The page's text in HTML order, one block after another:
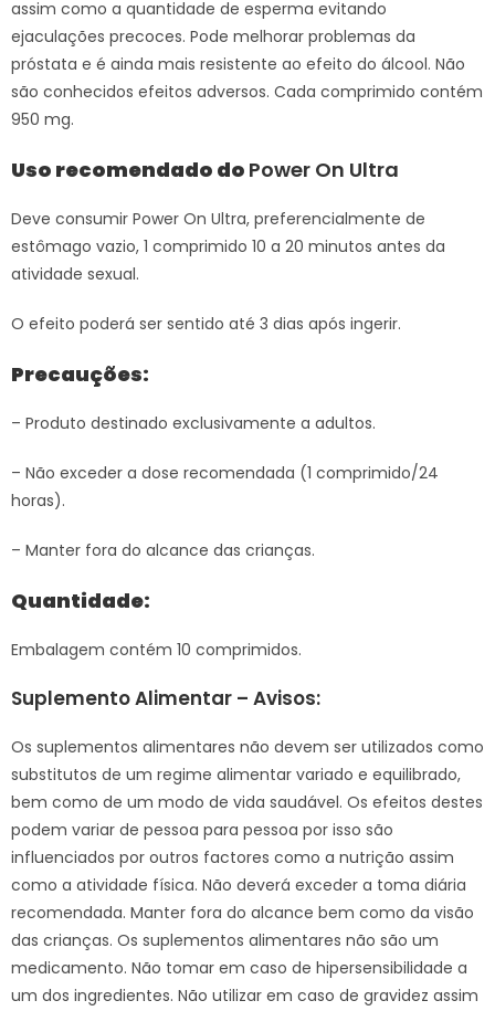
assim como a quantidade de esperma evitando
ejaculações precoces. Pode melhorar problemas da
próstata e é ainda mais resistente ao efeito do álcool. Não
são conhecidos efeitos adversos. Cada comprimido contém
950 mg.
Uso recomendado do Power On Ultra
Deve consumir Power On Ultra, preferencialmente de
estômago vazio, 1 comprimido 10 a 20 minutos antes da
atividade sexual.
O efeito poderá ser sentido até 3 dias após ingerir.
Precauções:
– Produto destinado exclusivamente a adultos.
– Não exceder a dose recomendada (1 comprimido/24
horas).
– Manter fora do alcance das crianças.
Quantidade:
Embalagem contém 10 comprimidos.
Suplemento Alimentar – Avisos:
Os suplementos alimentares não devem ser utilizados como
substitutos de um regime alimentar variado e equilibrado,
bem como de um modo de vida saudável. Os efeitos destes
podem variar de pessoa para pessoa por isso são
influenciados por outros factores como a nutrição assim
como a atividade física. Não deverá exceder a toma diária
recomendada. Manter fora do alcance bem como da visão
das crianças. Os suplementos alimentares não são um
medicamento. Não tomar em caso de hipersensibilidade a
um dos ingredientes. Não utilizar em caso de gravidez assim